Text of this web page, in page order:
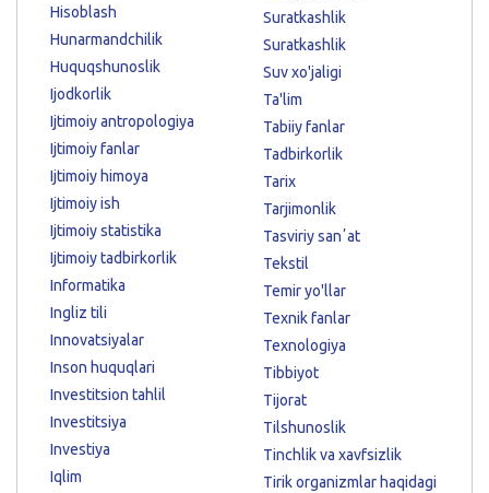
Hisoblash
Hunarmandchilik
Huquqshunoslik
Ijodkorlik
Ijtimoiy antropologiya
Ijtimoiy fanlar
Ijtimoiy himoya
Ijtimoiy ish
Ijtimoiy statistika
Ijtimoiy tadbirkorlik
Informatika
Ingliz tili
Innovatsiyalar
Inson huquqlari
Investitsion tahlil
Investitsiya
Investiya
Iqlim
Suratkashlik
Suratkashlik
Suv xo'jaligi
Ta'lim
Tabiiy fanlar
Tadbirkorlik
Tarix
Tarjimonlik
Tasviriy sanʼat
Tekstil
Temir yo'llar
Texnik fanlar
Texnologiya
Tibbiyot
Tijorat
Tilshunoslik
Tinchlik va xavfsizlik
Tirik organizmlar haqidagi